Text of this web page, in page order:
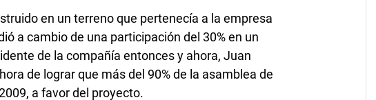
en un terreno que pertenecía a la empresa
a cambio de una participación del 30% en un
de la compañía entonces y ahora, Juan
de lograr que más del 90% de la asamblea de
a favor del proyecto.